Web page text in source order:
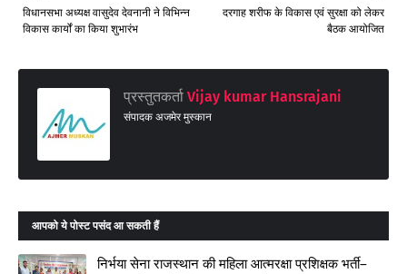
दरगाह शरीफ के विकास एवं सुरक्षा को लेकर
बैठक आयोजित
विधानसभा अध्यक्ष वासुदेव देवनानी ने विभिन्न
विकास कार्यों का किया शुभारंभ
प्रस्तुतकर्ता Vijay kumar Hansrajani
संपादक अजमेर मुस्कान
आपको ये पोस्ट पसंद आ सकती हैं
निर्भया सेना राजस्थान की महिला आत्मरक्षा प्रशिक्षक भर्ती–